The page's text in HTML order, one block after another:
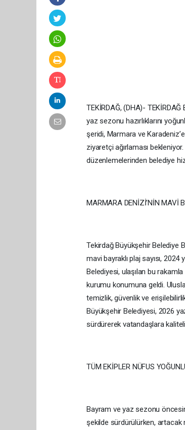
TEKİRDAĞ, (DHA)-
yaz sezonu hazırlıklarını
şeridi, Marmara ve
ziyaretçi ağırlaması
düzenlemelerinden belediye
MARMARA DENİZİ’NİN MAVİ
Tekirdağ Büyükşehir Belediye
mavi bayraklı plaj sayısı,
Belediyesi, ulaşılan bu
kurumu konumuna geldi.
temizlik, güvenlik ve
Büyükşehir Belediyesi, 2026
sürdürerek vatandaşlara
TÜM EKİPLER NÜFUS
Bayram ve yaz sezonu
şekilde sürdürülürken,